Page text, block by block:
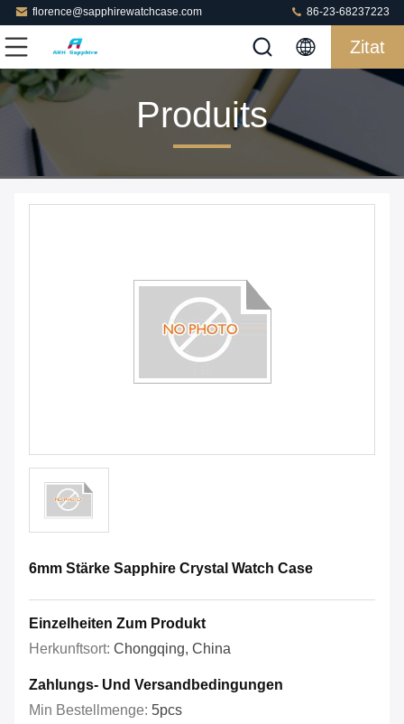
florence@sapphirewatchcase.com 86-23-68237223
Zitat
Produits
6mm Stärke Sapphire Crystal Watch Case
Einzelheiten Zum Produkt
Herkunftsort: Chongqing, China
Zahlungs- Und Versandbedingungen
Min Bestellmenge: 5pcs